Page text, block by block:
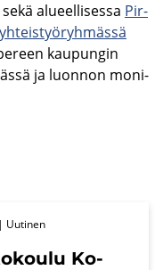
sekä alu­eel­li­ses­sa Pir­
kau­pun­gin
ja luon­non mo­ni­
Ko­
| Uu­ti­nen